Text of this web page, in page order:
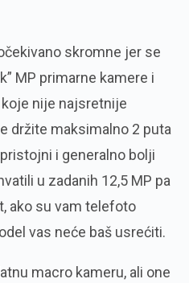
skromne jer se
MP primarne kamere i
nije najsretnije
držite maksimalno 2 puta
i generalno bolji
u zadanih 12,5 MP pa
ako su vam telefoto
vas neće baš usrećiti.
macro kameru, ali one